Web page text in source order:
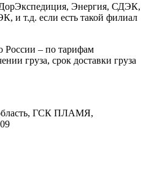
Энергия, СДЭК,
и т.д. если есть такой филиал
России – по тарифам
груза, срок доставки груза
область, ГСК ПЛАМЯ,